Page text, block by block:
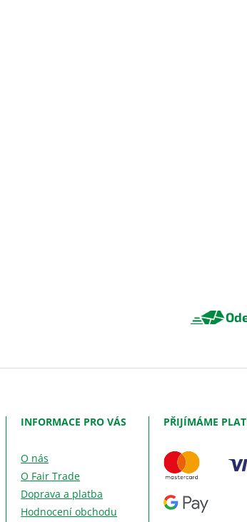
INFORMACE PRO VÁS
O nás
O Fair Trade
Doprava a platba
Hodnocení obchodu
PŘIJÍMÁME